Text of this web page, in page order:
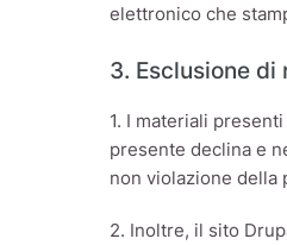
elettronico che
3. Esclusione di
1. I materiali
presente declina e
non violazione
2. Inoltre, il sito